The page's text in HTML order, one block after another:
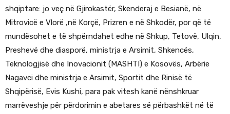
shqiptare: jo veç në Gjirokastër, Skenderaj e Besianë, në
Mitrovicë e Vlorë ,në Korçë, Prizren e në Shkodër, por që të
mundësohet e të shpërndahet edhe në Shkup, Tetovë, Ulqin,
Preshevë dhe diasporë, ministrja e Arsimit, Shkencës,
Teknologjisë dhe Inovacionit (MASHTI) e Kosovës, Arbërie
Nagavci dhe ministrja e Arsimit, Sportit dhe Rinisë të
Shqipërisë, Evis Kushi, para pak vitesh kanë nënshkruar
marrëveshje për përdorimin e abetares së përbashkët në të